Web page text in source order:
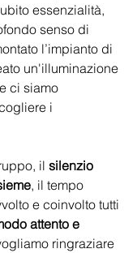
essenzialità,
senso di
l’impianto di
un'illuminazione
ci siamo
i
il silenzio
, il tempo
e coinvolto tutti
attento e
ringraziare